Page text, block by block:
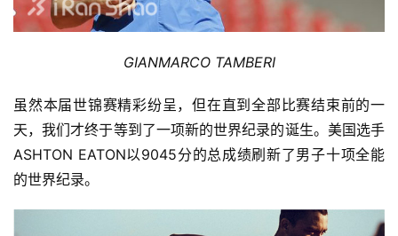
GIANMARCO TAMBERI
虽然本届世锦赛精彩纷呈，但在直到全部比赛结束前的一
天，我们才终于等到了一项新的世界纪录的诞生。美国选手
ASHTON EATON以9045分的总成绩刷新了男子十项全能
的世界纪录。